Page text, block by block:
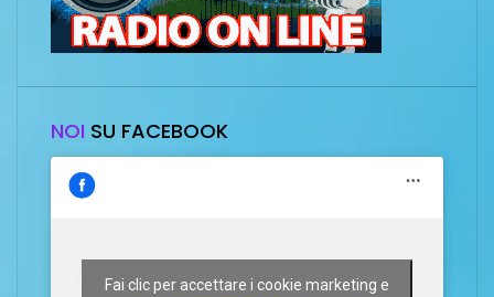
NOI SU FACEBOOK
Fai clic per accettare i cookie marketing e